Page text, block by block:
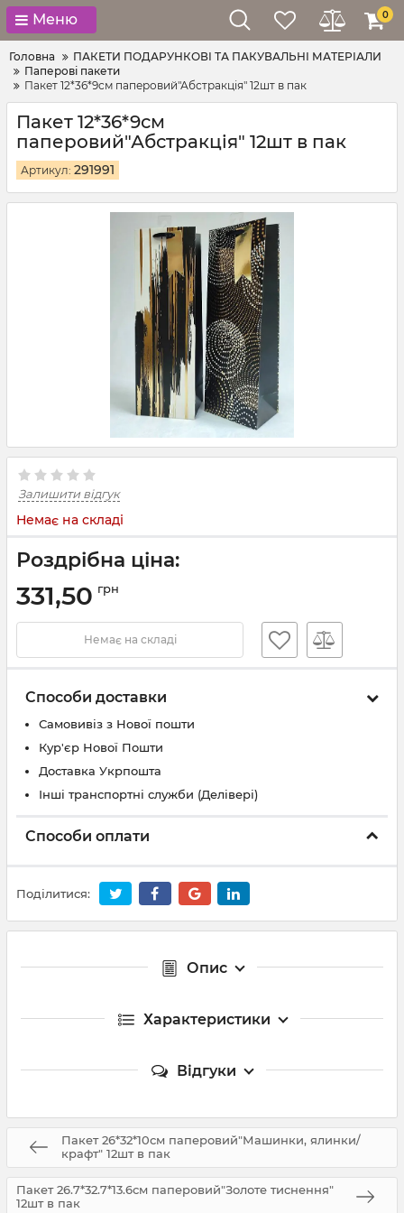
Меню 0
Головна
ПАКЕТИ ПОДАРУНКОВІ ТА ПАКУВАЛЬНІ МАТЕРІАЛИ
Паперові пакети
Пакет 12*36*9см паперовий"Абстракція" 12шт в пак
Пакет 12*36*9см
паперовий"Абстракція" 12шт в пак
Артикул: 291991
Залишити відгук
Немає на складі
Роздрібна ціна:
331,50 грн
Немає на складі
Способи доставки
Самовивіз з Нової пошти
Кур'єр Нової Пошти
Доставка Укрпошта
Інші транспортні служби (Делівері)
Способи оплати
Поділитися:
Опис
Характеристики
Відгуки
Пакет 26*32*10см паперовий"Машинки, ялинки/
крафт" 12шт в пак
Пакет 26.7*32.7*13.6см паперовий"Золоте тиснення"
12шт в пак